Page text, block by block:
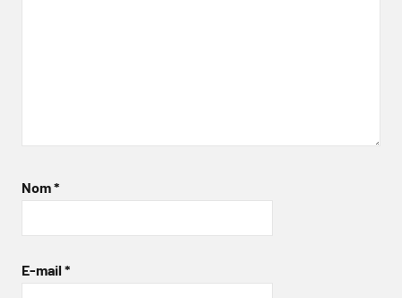
Nom*
E-mail *